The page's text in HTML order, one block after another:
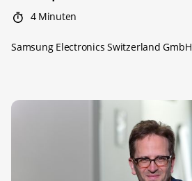
4 Minuten
Samsung Electronics Switzerland GmbH